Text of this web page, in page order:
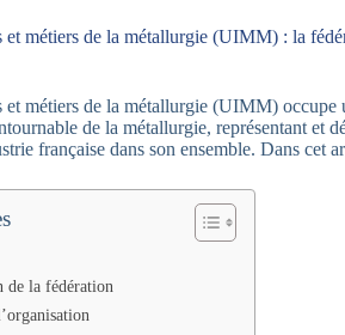
et métiers de la métallurgie (UIMM) : la
métiers de la métallurgie (UIMM) occupe
de la métallurgie, représentant et
française dans son ensemble. Dans
de la fédération